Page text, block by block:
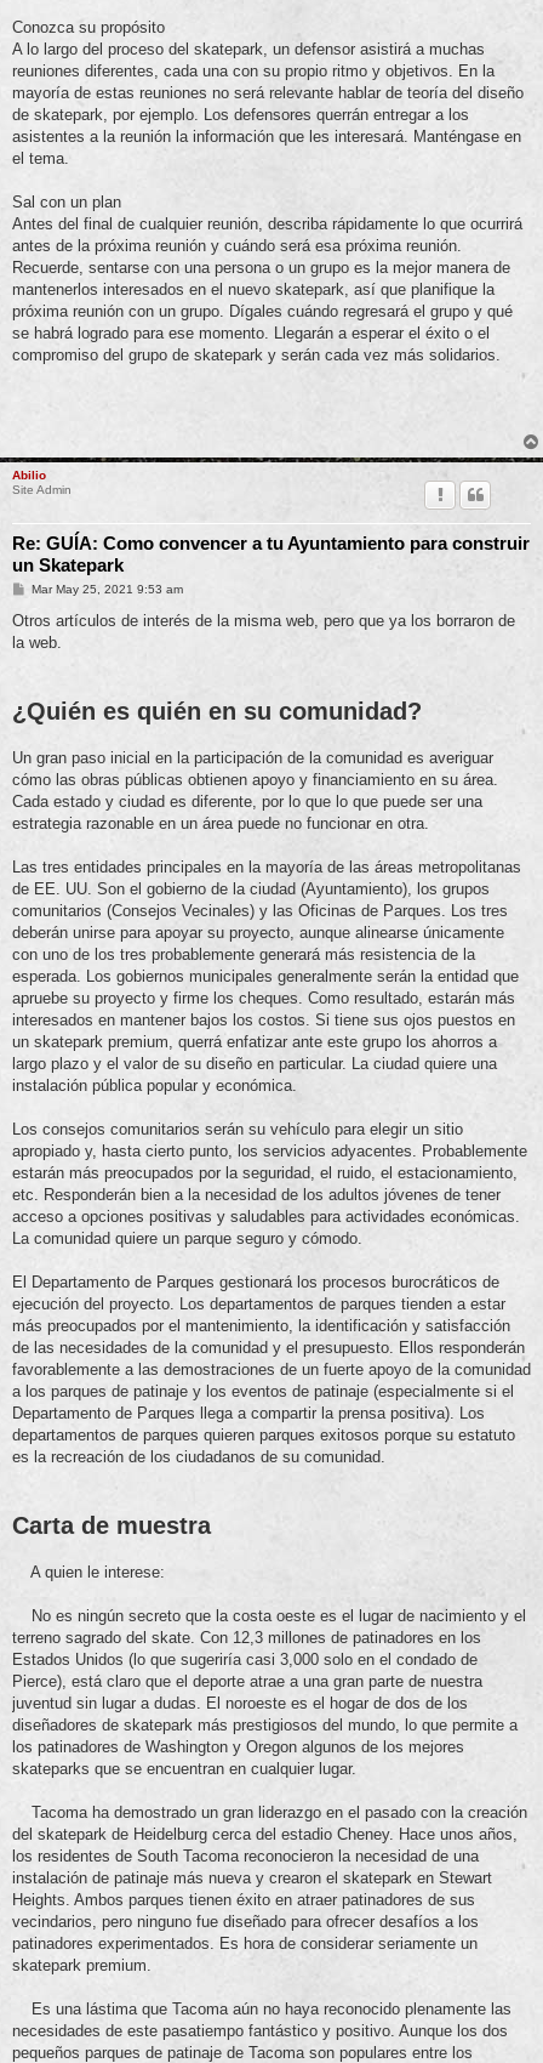
Conozca su propósito
A lo largo del proceso del skatepark, un defensor asistirá a muchas
reuniones diferentes, cada una con su propio ritmo y objetivos. En la
mayoría de estas reuniones no será relevante hablar de teoría del diseño
de skatepark, por ejemplo. Los defensores querrán entregar a los
asistentes a la reunión la información que les interesará. Manténgase en
el tema.
Sal con un plan
Antes del final de cualquier reunión, describa rápidamente lo que ocurrirá
antes de la próxima reunión y cuándo será esa próxima reunión.
Recuerde, sentarse con una persona o un grupo es la mejor manera de
mantenerlos interesados ​​en el nuevo skatepark, así que planifique la
próxima reunión con un grupo. Dígales cuándo regresará el grupo y qué
se habrá logrado para ese momento. Llegarán a esperar el éxito o el
compromiso del grupo de skatepark y serán cada vez más solidarios.
Abilio
Site Admin
Re: GUÍA: Como convencer a tu Ayuntamiento para construir
un Skatepark
M
n
a
Mar May 25, 2021 9:53 am
Otros artículos de interés de la misma web, pero que ya los borraron de
la web.
¿Quién es quién en su comunidad?
Un gran paso inicial en la participación de la comunidad es averiguar
cómo las obras públicas obtienen apoyo y financiamiento en su área.
Cada estado y ciudad es diferente, por lo que lo que puede ser una
estrategia razonable en un área puede no funcionar en otra.
Las tres entidades principales en la mayoría de las áreas metropolitanas
de EE. UU. Son el gobierno de la ciudad (Ayuntamiento), los grupos
comunitarios (Consejos Vecinales) y las Oficinas de Parques. Los tres
deberán unirse para apoyar su proyecto, aunque alinearse únicamente
con uno de los tres probablemente generará más resistencia de la
esperada. Los gobiernos municipales generalmente serán la entidad que
apruebe su proyecto y firme los cheques. Como resultado, estarán más
interesados ​​en mantener bajos los costos. Si tiene sus ojos puestos en
un skatepark premium, querrá enfatizar ante este grupo los ahorros a
largo plazo y el valor de su diseño en particular. La ciudad quiere una
instalación pública popular y económica.
Los consejos comunitarios serán su vehículo para elegir un sitio
apropiado y, hasta cierto punto, los servicios adyacentes. Probablemente
estarán más preocupados por la seguridad, el ruido, el estacionamiento,
etc. Responderán bien a la necesidad de los adultos jóvenes de tener
acceso a opciones positivas y saludables para actividades económicas.
La comunidad quiere un parque seguro y cómodo.
El Departamento de Parques gestionará los procesos burocráticos de
ejecución del proyecto. Los departamentos de parques tienden a estar
más preocupados por el mantenimiento, la identificación y satisfacción
de las necesidades de la comunidad y el presupuesto. Ellos responderán
favorablemente a las demostraciones de un fuerte apoyo de la comunidad
a los parques de patinaje y los eventos de patinaje (especialmente si el
Departamento de Parques llega a compartir la prensa positiva). Los
departamentos de parques quieren parques exitosos porque su estatuto
es la recreación de los ciudadanos de su comunidad.
Carta de muestra
A quien le interese:
No es ningún secreto que la costa oeste es el lugar de nacimiento y el
terreno sagrado del skate. Con 12,3 millones de patinadores en los
Estados Unidos (lo que sugeriría casi 3,000 solo en el condado de
Pierce), está claro que el deporte atrae a una gran parte de nuestra
juventud sin lugar a dudas. El noroeste es el hogar de dos de los
diseñadores de skatepark más prestigiosos del mundo, lo que permite a
los patinadores de Washington y Oregon algunos de los mejores
skateparks que se encuentran en cualquier lugar.
Tacoma ha demostrado un gran liderazgo en el pasado con la creación
del skatepark de Heidelburg cerca del estadio Cheney. Hace unos años,
los residentes de South Tacoma reconocieron la necesidad de una
instalación de patinaje más nueva y crearon el skatepark en Stewart
Heights. Ambos parques tienen éxito en atraer patinadores de sus
vecindarios, pero ninguno fue diseñado para ofrecer desafíos a los
patinadores experimentados. Es hora de considerar seriamente un
skatepark premium.
Es una lástima que Tacoma aún no haya reconocido plenamente las
necesidades de este pasatiempo fantástico y positivo. Aunque los dos
pequeños parques de patinaje de Tacoma son populares entre los